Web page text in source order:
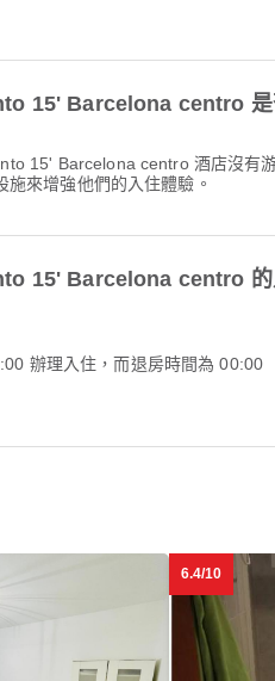
15' Barcelona centro 是
15' Barcelona centro 酒店沒有
施來增強他們的入住體驗。
15' Barcelona centro 的
辦理入住，而退房時間為 00:00
6.4/10